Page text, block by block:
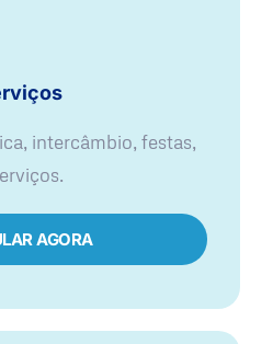
intercâmbio, festas,
AGORA